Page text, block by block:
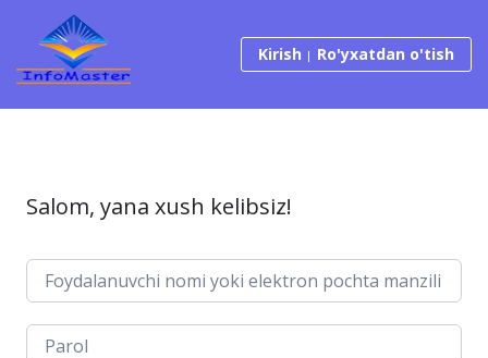
Tarkibga o‘tish
Kirish Ro'yxatdan o'tish
Salom, yana xush kelibsiz!